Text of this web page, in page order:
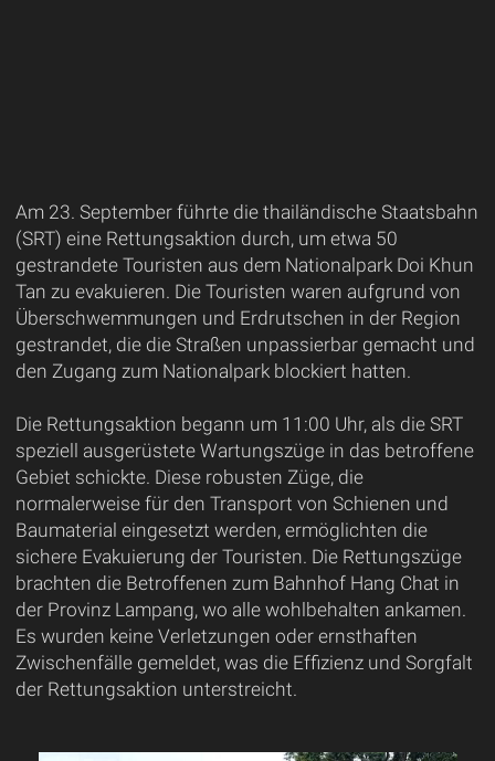
Am 23. September führte die thailändische Staatsbahn
(SRT) eine Rettungsaktion durch, um etwa 50
gestrandete Touristen aus dem Nationalpark Doi Khun
Tan zu evakuieren. Die Touristen waren aufgrund von
Überschwemmungen und Erdrutschen in der Region
gestrandet, die die Straßen unpassierbar gemacht und
den Zugang zum Nationalpark blockiert hatten.
Die Rettungsaktion begann um 11:00 Uhr, als die SRT
speziell ausgerüstete Wartungszüge in das betroffene
Gebiet schickte. Diese robusten Züge, die
normalerweise für den Transport von Schienen und
Baumaterial eingesetzt werden, ermöglichten die
sichere Evakuierung der Touristen. Die Rettungszüge
brachten die Betroffenen zum Bahnhof Hang Chat in
der Provinz Lampang, wo alle wohlbehalten ankamen.
Es wurden keine Verletzungen oder ernsthaften
Zwischenfälle gemeldet, was die Effizienz und Sorgfalt
der Rettungsaktion unterstreicht.